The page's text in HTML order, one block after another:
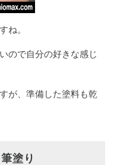
ね。
ので自分の好きな感じ
が、準備した塗料も乾
塗り